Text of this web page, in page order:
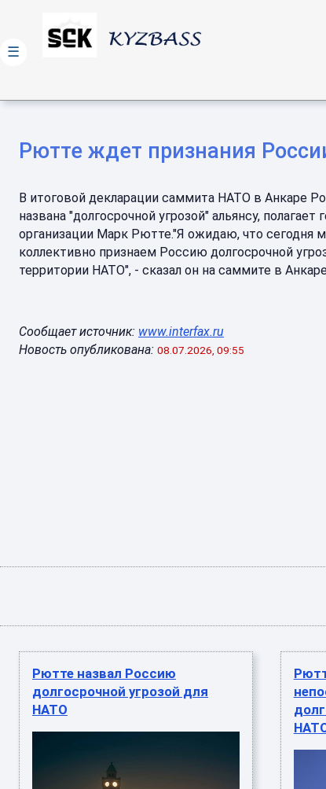
Рютте ждет признания
В итоговой декларации саммита НАТО в Анкаре
названа "долгосрочной угрозой" альянсу, полагает
организации Марк Рютте."Я ожидаю, что сегодня
коллективно признаем Россию долгосрочной
территории НАТО", - сказал он на саммите в
Сообщает источник: www.interfax.ru
Новость опубликована: 08.07.2026, 09:55
Рютте назвал Россию
долгосрочной угрозой для
НАТО
☰